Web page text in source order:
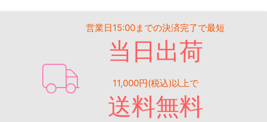
営業日15:00までの決済完了で最短
当日出荷
11,000円(税込)以上で
送料無料